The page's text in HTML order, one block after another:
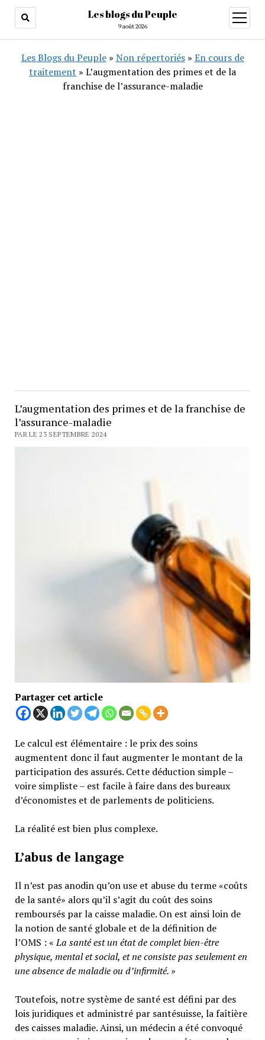
Les blogs du Peuple
9 août 2026
ouvrir
menu
Les Blogs du Peuple» Non répertoriés» En cours de
traitement » L’augmentation des primes et de la
franchise de l’assurance-maladie
L’augmentation des primes et de la franchise de
l’assurance-maladie
PAR LE 23 SEPTEMBRE 2024
Partager cet article
Le calcul est élémentaire : le prix des soins
augmentent donc il faut augmenter le montant de la
participation des assurés. Cette déduction simple –
voire simpliste – est facile à faire dans des bureaux
d’économistes et de parlements de politiciens.
La réalité est bien plus complexe.
L’abus de langage
Il n’est pas anodin qu’on use et abuse du terme «coûts
de la santé» alors qu’il s’agit du coût des soins
remboursés par la caisse maladie. On est ainsi loin de
la notion de santé globale et de la définition de
l’OMS : «La santé est un état de complet bien-être
physique, mental et social, et ne consiste pas seulement en
une absence de maladie ou d’infirmité.»
Toutefois, notre système de santé est défini par des
lois juridiques et administré par santésuisse, la faîtière
des caisses maladie. Ainsi, un médecin a été convoqué